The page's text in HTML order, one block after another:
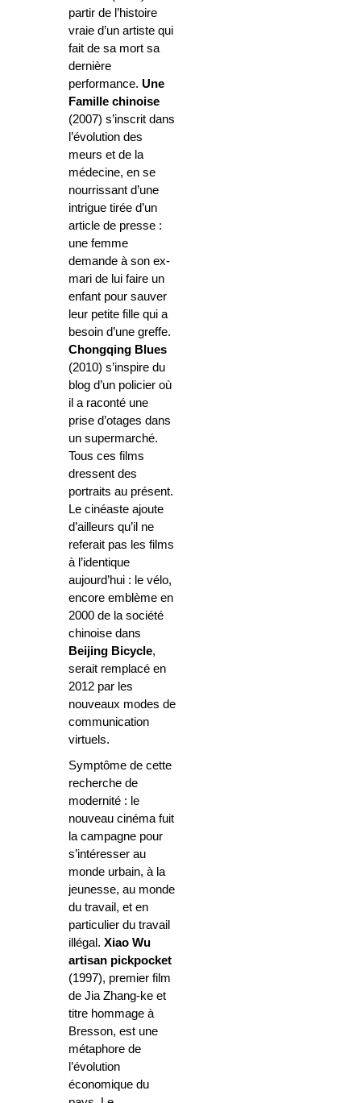
partir de l’histoire
vraie d’un artiste qui
fait de sa mort sa
dernière
performance. Une
Famille chinoise
(2007) s’inscrit dans
l’évolution des
meurs et de la
médecine, en se
nourrissant d’une
intrigue tirée d’un
article de presse :
une femme
demande à son ex-
mari de lui faire un
enfant pour sauver
leur petite fille qui a
besoin d’une greffe.
Chongqing Blues
(2010) s’inspire du
blog d’un policier où
il a raconté une
prise d’otages dans
un supermarché.
Tous ces films
dressent des
portraits au présent.
Le cinéaste ajoute
d’ailleurs qu’il ne
referait pas les films
à l’identique
aujourd’hui : le vélo,
encore emblème en
2000 de la société
chinoise dans
Beijing Bicycle,
serait remplacé en
2012 par les
nouveaux modes de
communication
virtuels.
Symptôme de cette
recherche de
modernité : le
nouveau cinéma fuit
la campagne pour
s’intéresser au
monde urbain, à la
jeunesse, au monde
du travail, et en
particulier du travail
illégal. Xiao Wu
artisan pickpocket
(1997), premier film
de Jia Zhang-ke et
titre hommage à
Bresson, est une
métaphore de
l’évolution
économique du